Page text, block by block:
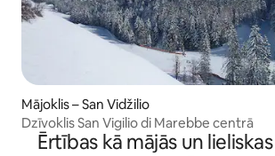
Mājoklis – San Vidžilio
Dzīvoklis San Vigilio di Marebbe centrā
Ērtības kā mājās un